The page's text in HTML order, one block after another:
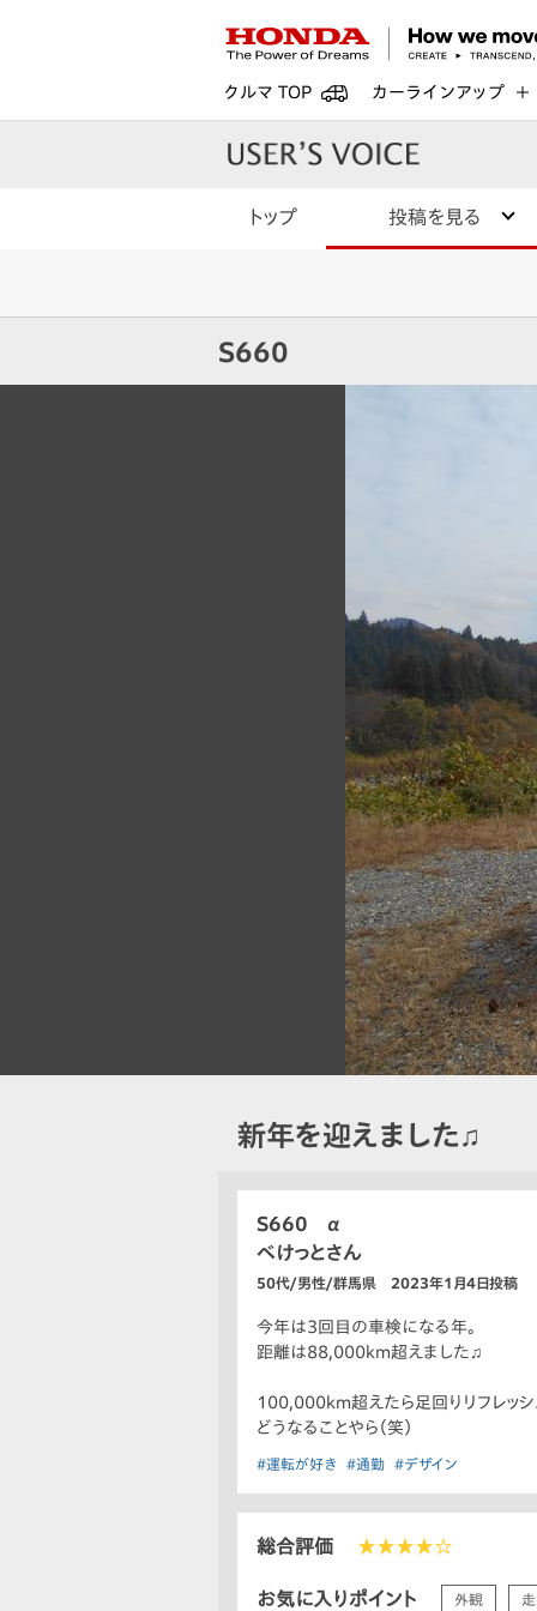
クルマ TOP カーラインアップ
トップ 投稿を見る
S660
新年を迎えました♫
S660 α
べけっとさん
50代/男性/群馬県 2023年1月4日投稿
今年は3回目の車検になる年。
距離は88,000km超えました♫
100,000km超えたら足回りリフレッ
どうなることやら（笑）
#運転が好き #通勤 #デザイン
総合評価 ★★★★☆
お気に入りポイント 外観